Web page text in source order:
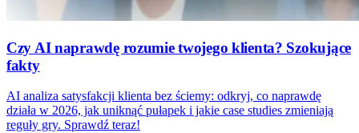
Czy AI naprawdę rozumie twojego klienta? Szokujące
fakty
AI analiza satysfakcji klienta bez ściemy: odkryj, co naprawdę
działa w 2026, jak uniknąć pułapek i jakie case studies zmieniają
reguły gry. Sprawdź teraz!